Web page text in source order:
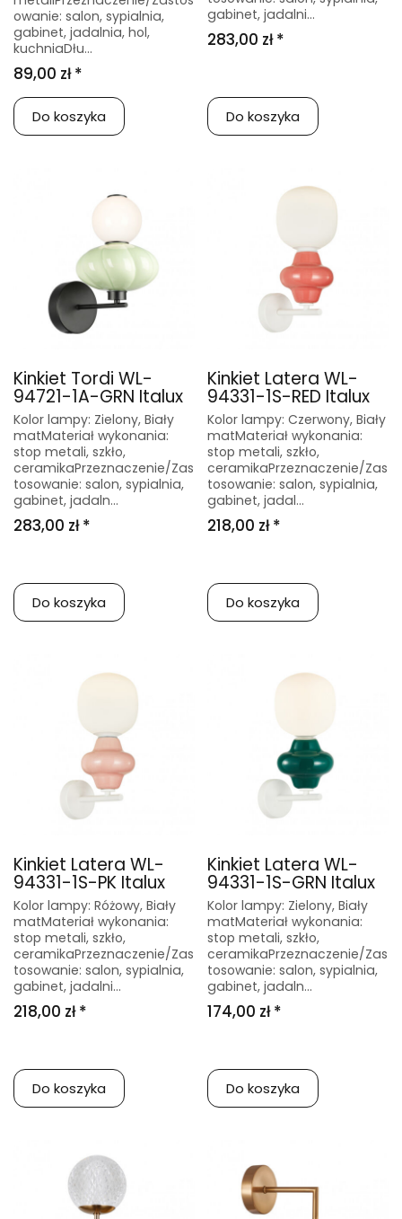
owanie: salon, sypialnia,
gabinet, jadalnia, hol,
kuchniaDłu...
89,00 zł *
Do koszyka
gabinet, jadalni...
283,00 zł *
Do koszyka
Kinkiet Tordi WL-
94721-1A-GRN Italux
Kolor lampy: Zielony, Biały
matMateriał wykonania:
stop metali, szkło,
ceramikaPrzeznaczenie/Zas
tosowanie: salon, sypialnia,
gabinet, jadaln...
283,00 zł *
Do koszyka
Kinkiet Latera WL-
94331-1S-RED Italux
Kolor lampy: Czerwony, Biały
matMateriał wykonania:
stop metali, szkło,
ceramikaPrzeznaczenie/Zas
tosowanie: salon, sypialnia,
gabinet, jadal...
218,00 zł *
Do koszyka
Kinkiet Latera WL-
94331-1S-PK Italux
Kolor lampy: Różowy, Biały
matMateriał wykonania:
stop metali, szkło,
ceramikaPrzeznaczenie/Zas
tosowanie: salon, sypialnia,
gabinet, jadalni...
218,00 zł *
Do koszyka
Kinkiet Latera WL-
94331-1S-GRN Italux
Kolor lampy: Zielony, Biały
matMateriał wykonania:
stop metali, szkło,
ceramikaPrzeznaczenie/Zas
tosowanie: salon, sypialnia,
gabinet, jadaln...
174,00 zł *
Do koszyka